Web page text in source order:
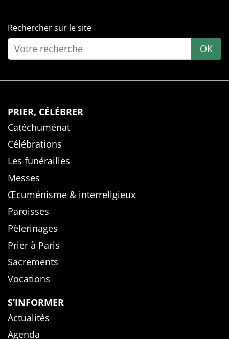
Rechercher sur le site
OK
PRIER, CÉLÉBRER
Catéchuménat
Célébrations
Les funérailles
Messes
Œcuménisme & interreligieux
Paroisses
Pèlerinages
Prier à Paris
Sacrements
Vocations
S’INFORMER
Actualités
Agenda